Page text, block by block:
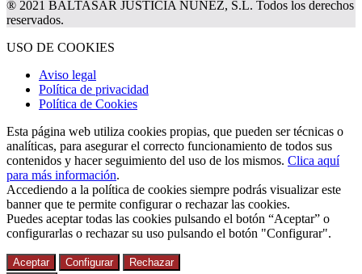
® 2021 BALTASAR JUSTICIA NUÑEZ, S.L. Todos los derechos
reservados.
USO DE COOKIES
Aviso legal
Política de privacidad
Política de Cookies
Esta página web utiliza cookies propias, que pueden ser técnicas o
analíticas, para asegurar el correcto funcionamiento de todos sus
contenidos y hacer seguimiento del uso de los mismos. Clica aquí
para más información.
Accediendo a la política de cookies siempre podrás visualizar este
banner que te permite configurar o rechazar las cookies.
Puedes aceptar todas las cookies pulsando el botón “Aceptar” o
configurarlas o rechazar su uso pulsando el botón "Configurar".
Aceptar Configurar Rechazar